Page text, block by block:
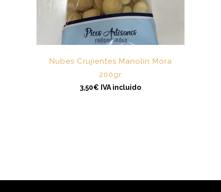
Nubes Crujientes Manolín Mora
200gr
3,50€ IVA incluido